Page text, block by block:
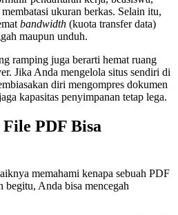
ukuran berkas. Selain itu,
bandwidth (kuota transfer data)
maupun unduh.
ramping juga berarti hemat ruang
Jika Anda mengelola situs sendiri di
diri mengompres dokumen
kapasitas penyimpanan tetap lega.
PDF Bisa
memahami kenapa sebuah PDF
begitu, Anda bisa mencegah